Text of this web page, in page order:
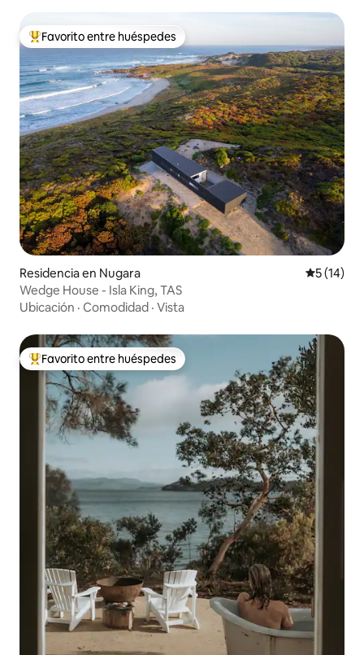
De los mejores en Favorito entre huéspedes
Favorito entre huéspedes
Residencia en Nugara
5 (14)
Wedge House - Isla King, TAS
Ubicación · Comodidad · Vista
De los mejores en Favorito entre huéspedes
Favorito entre huéspedes